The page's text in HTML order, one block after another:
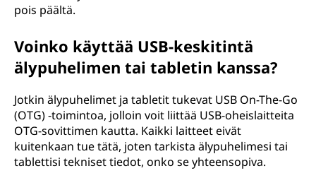
a
pois päältä.
Voinko käyttää USB-keskitintä
älypuhelimen tai tabletin kanssa?
Jotkin älypuhelimet ja tabletit tukevat USB On-The-Go
(OTG) -toimintoa, jolloin voit liittää USB-oheislaitteita
OTG-sovittimen kautta. Kaikki laitteet eivät
kuitenkaan tue tätä, joten tarkista älypuhelimesi tai
tablettisi tekniset tiedot, onko se yhteensopiva.